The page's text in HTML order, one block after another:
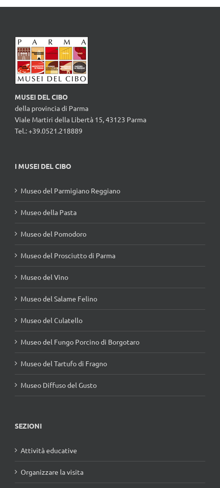
MUSEI DEL CIBO
della provincia di Parma
Viale Martiri della Libertà 15, 43123 Parma
Tel.: +39.0521.218889
I MUSEI DEL CIBO
Museo del Parmigiano Reggiano
Museo della Pasta
Museo del Pomodoro
Museo del Prosciutto di Parma
Museo del Vino
Museo del Salame Felino
Museo del Culatello
Museo del Fungo Porcino di Borgotaro
Museo del Tartufo di Fragno
Museo Diffuso del Gusto
SEZIONI
Attività educative
Organizzare la visita